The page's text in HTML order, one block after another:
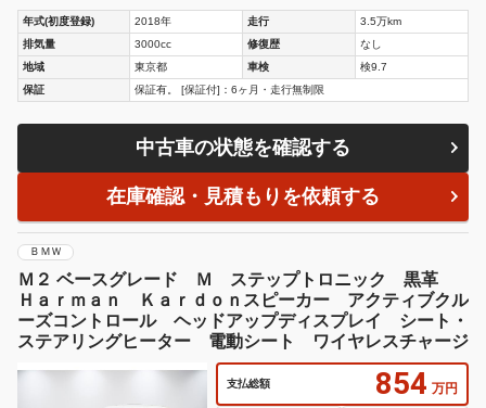
年式(初度登録) 2018年 走行
3.5万km
排気量
3000cc 修復歴
なし
地域
東京都 車検
検9.7
保証
保証有。 [保証付]：6ヶ月・走行無制限
中古車の状態を確認する
在庫確認・見積もりを依頼する
ＢＭＷ
Ｍ２ ベースグレード Ｍ ステップトロニック 黒革
Ｈａｒｍａｎ Ｋａｒｄｏｎスピーカー アクティブクル
ーズコントロール ヘッドアップディスプレイ シート・
ステアリングヒーター 電動シート ワイヤレスチャージ
支払総額 854 万円